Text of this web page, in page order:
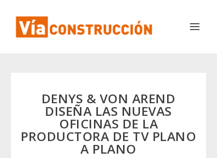
DENYS & VON AREND
DISEÑA LAS NUEVAS
OFICINAS DE LA
PRODUCTORA DE TV PLANO
A PLANO